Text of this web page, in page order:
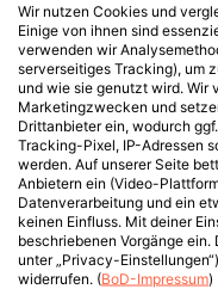
Wir nutzen Cookies und
Einige von ihnen sind
verwenden wir
serverseitiges Tracking), um
und wie sie genutzt wird. Wir
Marketingzwecken und
Drittanbieter ein, wodurch
Tracking-Pixel, IP-Adressen
werden. Auf unserer Seite
Anbietern ein (Video-
Datenverarbeitung und ein
keinen Einfluss. Mit deiner
beschriebenen Vorgänge
unter „Privacy-
widerrufen. (BoD-Impressum)